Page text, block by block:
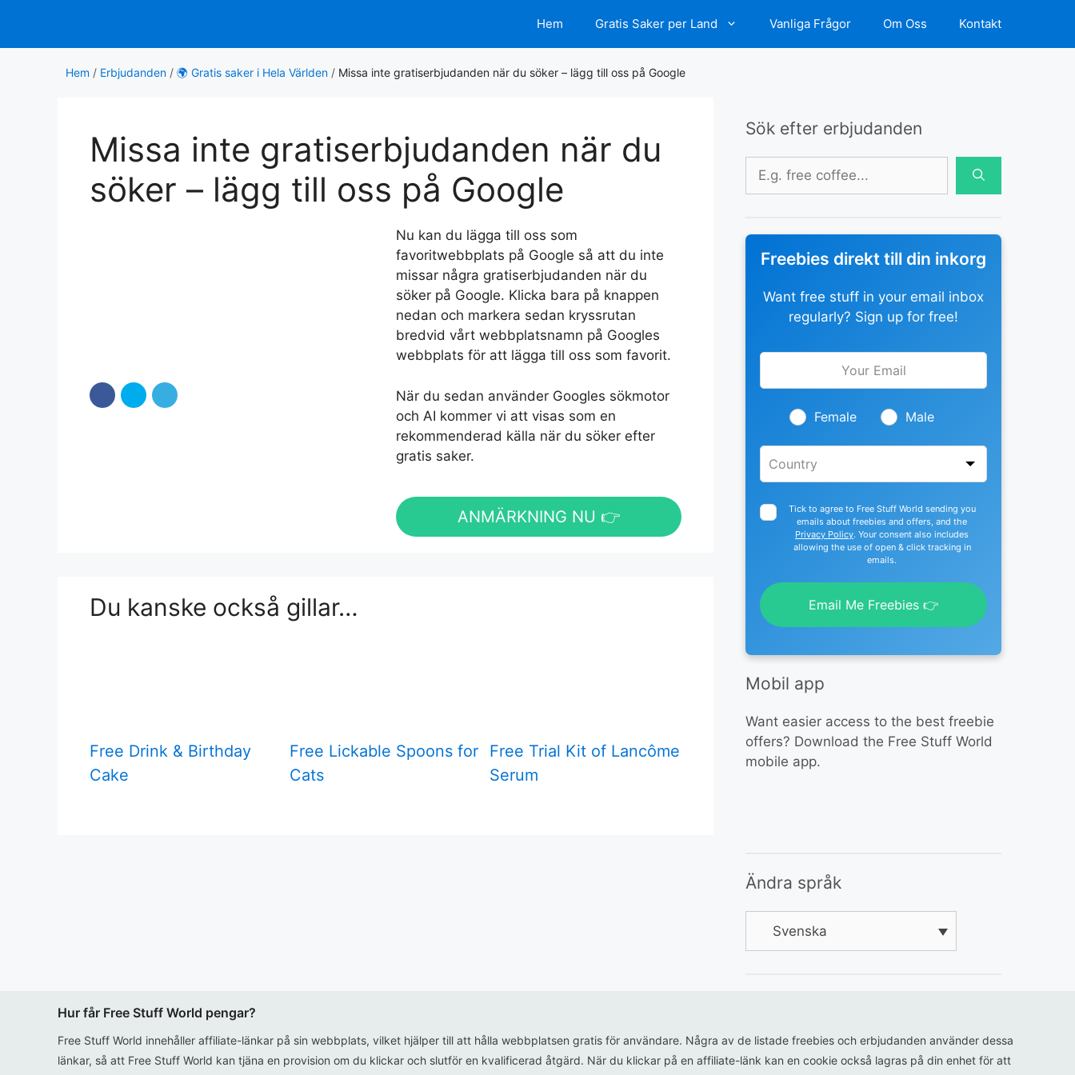
innehåll
Hem Gratis Saker per Land Vanliga Frågor Om Oss Kontakt
Hem / Erbjudanden / 🌍 Gratis saker i Hela Världen / Missa inte gratiserbjudanden när du söker – lägg till oss på Google
Missa inte gratiserbjudanden när du
söker – lägg till oss på Google
Nu kan du lägga till oss som
favoritwebbplats på Google så att du inte
missar några gratiserbjudanden när du
söker på Google. Klicka bara på knappen
nedan och markera sedan kryssrutan
bredvid vårt webbplatsnamn på Googles
webbplats för att lägga till oss som favorit.
När du sedan använder Googles sökmotor
och AI kommer vi att visas som en
rekommenderad källa när du söker efter
gratis saker.
ANMÄRKNING NU 👉
Du kanske också gillar…
Free Drink & Birthday
Cake
Free Lickable Spoons for
Cats
Free Trial Kit of Lancôme
Serum
Sök efter erbjudanden
Sök
efter:
Freebies direkt till din inkorg
Want free stuff in your email inbox
regularly? Sign up for free!
Leave
blank
Female Male
Tick to agree to Free Stuff World sending you
emails about freebies and offers, and the
Privacy Policy. Your consent also includes
allowing the use of open & click tracking in
emails.
Email Me Freebies 👉
Mobil app
Want easier access to the best freebie
offers? Download the Free Stuff World
mobile app.
Ändra språk
Svenska
Hur får Free Stuff World pengar?
Free Stuff World innehåller affiliate-länkar på sin webbplats, vilket hjälper till att hålla webbplatsen gratis för användare. Några av de listade freebies och erbjudanden använder dessa
länkar, så att Free Stuff World kan tjäna en provision om du klickar och slutför en kvalificerad åtgärd. När du klickar på en affiliate-länk kan en cookie också lagras på din enhet för att